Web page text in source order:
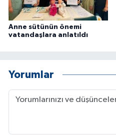
Anne sütünün önemi
vatandaşlara anlatıldı
Yorumlar